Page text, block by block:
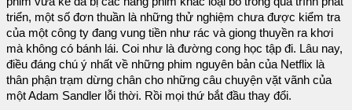
triển, một số đơn thuần là những thử nghiệm chưa được kiểm tra
của một công ty đang vung tiền như rác và giong thuyền ra khơi
mà không có bánh lái. Coi như là đường cong học tập đi. Lâu nay,
điều đáng chú ý nhất về những phim nguyên bản của Netflix là
thân phận trạm dừng chân cho những câu chuyện vặt vãnh của
một Adam Sandler lỗi thời. Rồi mọi thứ bắt đầu thay đổi.